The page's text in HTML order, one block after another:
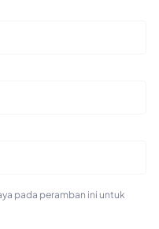
pada peramban ini untuk